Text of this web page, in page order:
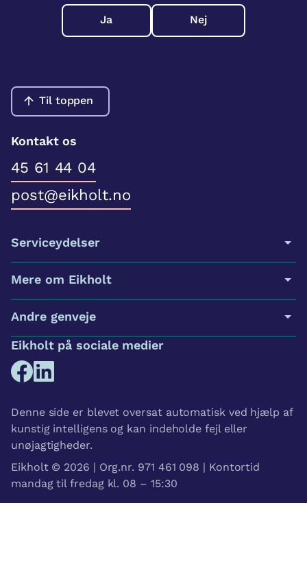
Ja Nej
Til toppen
Kontakt os
45 61 44 04
post@eikholt.no
Serviceydelser
Mere om Eikholt
Andre genveje
Eikholt på sociale medier
Denne side er blevet oversat automatisk ved hjælp af
kunstig intelligens og kan indeholde fejl eller
unøjagtigheder.
Eikholt © 2026 | Org.nr. 971 461 098 | Kontortid
mandag til fredag kl. 08 – 15:30